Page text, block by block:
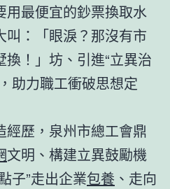
用最便宜的鈔票換取水
叫：「眼淚？那沒有市
！」坊、引進“立異治
助力職工衝破思想定
經歷，泉州市總工會鼎
文明、構建立異鼓勵機
子”走出企業包養 、走向